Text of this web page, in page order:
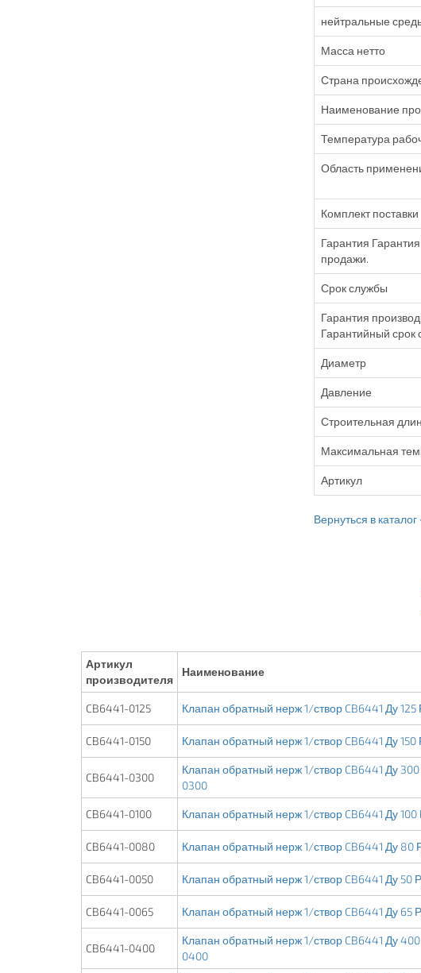
нейтральные
Масса нетто
Страна
Наименование
Температура
Область
Комплект поставки
Гарантия
продажи.
Срок службы
Гарантия
Гарантийный срок
Диаметр
Давление
Строительная
Максимальная
Артикул
Вернуться в каталог
Артикул
производителя
Наименование
CB6441-0125 Клапан обратный нерж 1/створ CB6441 Ду
CB6441-0150 Клапан обратный нерж 1/створ CB6441 Ду
CB6441-0300
Клапан обратный нерж 1/створ CB6441 Ду
0300
CB6441-0100 Клапан обратный нерж 1/створ CB6441 Ду
CB6441-0080 Клапан обратный нерж 1/створ CB6441 Ду
CB6441-0050 Клапан обратный нерж 1/створ CB6441 Ду 50
CB6441-0065 Клапан обратный нерж 1/створ CB6441 Ду 65
CB6441-0400
Клапан обратный нерж 1/створ CB6441 Ду
0400